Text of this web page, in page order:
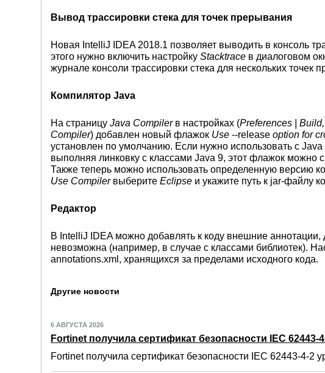
Вывод трассировки стека для точек прерывания
Новая IntelliJ IDEA 2018.1 позволяет выводить в консоль
этого нужно включить настройкуStacktrace в диалоговом
журнале консоли трассировки стека для нескольких точек
Компилятор Java
На страницуJava Compilerв настройках (Preferences |
Compiler) добавлен новый флажок Use --releaseoption for
установлен по умолчанию. Если нужно использовать с
выполняя линковку с классами Java 9, этот флажок можно
Также теперь можно использовать определенную
Use CompilerвыберитеEclipse и укажите путь к jar-файлу
Редактор
В IntelliJ IDEA можно добавлять к коду внешние аннотации,
невозможна (например, в случае с классами библиотек).
annotations.xml, хранящихся за пределами исходного кода.
Другие новости
6 АВГУСТА 2026
Fortinet получила сертификат безопасности IEC 62443-
Fortinet получила сертификат безопасности IEC 62443-4-2